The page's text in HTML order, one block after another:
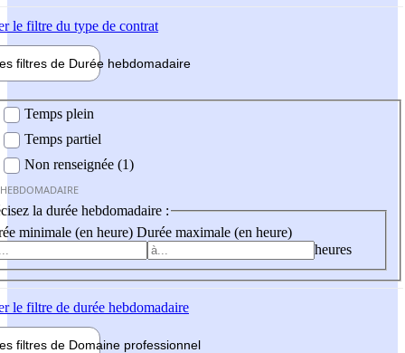
le filtre du type de contrat
filtres de Durée hebdomadaire
Temps plein
Temps partiel
Non renseignée (1)
la durée hebdomadaire :
minimale (en heure) Durée maximale (en heure)
heures
le filtre de durée hebdomadaire
filtres de Domaine professionnel